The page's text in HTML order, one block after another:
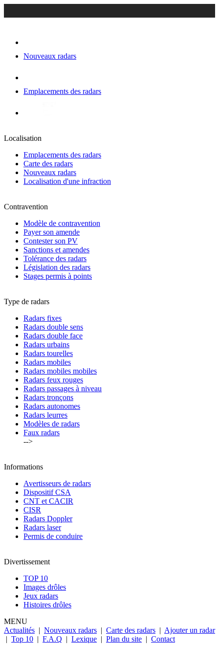
Nouveaux radars
Emplacements des radars
Localisation
Emplacements des radars
Carte des radars
Nouveaux radars
Localisation d'une infraction
Contravention
Modèle de contravention
Payer son amende
Contester son PV
Sanctions et amendes
Tolérance des radars
Législation des radars
Stages permis à points
Type de radars
Radars fixes
Radars double sens
Radars double face
Radars urbains
Radars tourelles
Radars mobiles
Radars mobiles mobiles
Radars feux rouges
Radars passages à niveau
Radars tronçons
Radars autonomes
Radars leurres
Modèles de radars
Faux radars
-->
Informations
Avertisseurs de radars
Dispositif CSA
CNT et CACIR
CISR
Radars Doppler
Radars laser
Permis de conduire
Divertissement
TOP 10
Images drôles
Jeux radars
Histoires drôles
MENU
Actualités | Nouveaux radars | Carte des radars | Ajouter un radar
| Top 10 | F.A.Q | Lexique | Plan du site | Contact